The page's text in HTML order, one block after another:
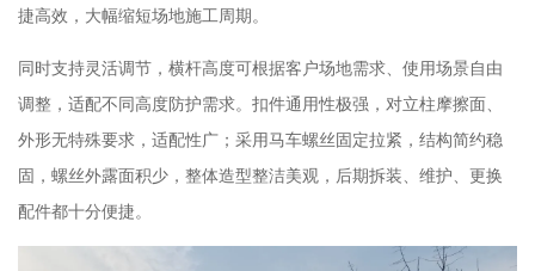
捷高效，大幅缩短场地施工周期。
同时支持灵活调节，横杆高度可根据客户场地需求、使用场景自由
调整，适配不同高度防护需求。扣件通用性极强，对立柱摩擦面、
外形无特殊要求，适配性广；采用马车螺丝固定拉紧，结构简约稳
固，螺丝外露面积少，整体造型整洁美观，后期拆装、维护、更换
配件都十分便捷。